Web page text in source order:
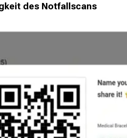
des Notfallscans